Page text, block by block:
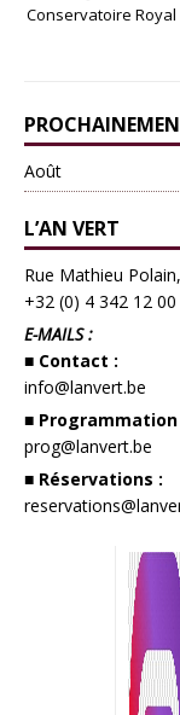
Conservatoire
Août
L’AN VERT
Rue Mathieu
+32 (0) 4 342 12 00
E-MAILS :
■ Contact :
info@lanvert.be
■ Programmation
prog@lanvert.be
■ Réservations :